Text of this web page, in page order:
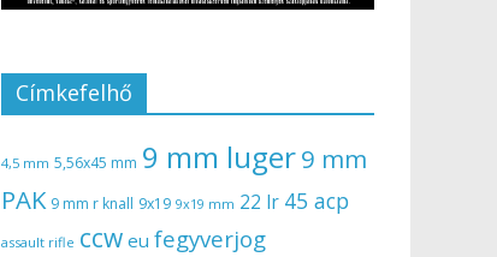
Címkefelhő
4,5 mm 5,56x45 mm 9 mm luger9 mm
PAK 9 mm r knall 9x19 9x19 mm 22 lr 45 acp
assault rifle ccw eu fegyverjog